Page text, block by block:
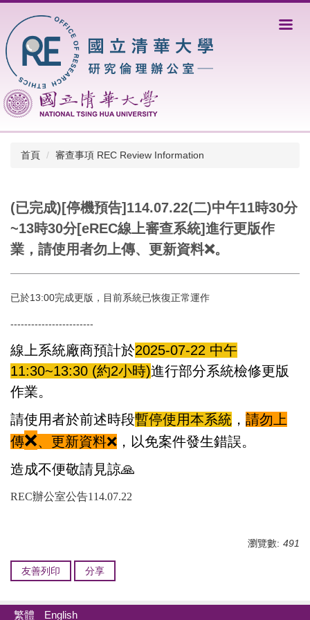
到
主
要
內
區
首頁 審查事項 REC Review Information
(已完成)[停機預告]114.07.22(二)中午11時30分
~13時30分[eREC線上審查系統]進行更版作
業，請使用者勿上傳、更新資料❌。
已於13:00完成更版，目前系統已恢復正常運作
------------------------
線上系統廠商預計於2025-07-22 中午
11:30~13:30 (約2小時)進行部分系統檢修更版
作業。
請使用者於前述時段暫停使用本系統 ， 請勿上
傳❌、更新資料❌ ，以免案件發生錯誤。
造成不便敬請見諒🙏
REC辦公室公告114.07.22
瀏覽數: 491
友善列印 分享
繁體 English